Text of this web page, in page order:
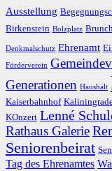
Ausstellung
Birkenstein Bolzplatz Brunch
Denkmalschutz Ehrenamt
Förderverein
Generationen Haushalt
Kaiserbahnhof
KOnzert Lenné
Rathaus Galerie
Seniorenbeirat
Tag des Ehrenamtes